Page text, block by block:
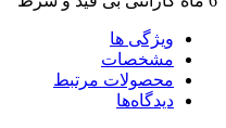
ویژگی ها
مشخصات
محصولات مرتبط
دیدگاه‌ها